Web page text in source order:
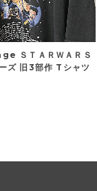
ＳＴＡＲＷＡＲＳ
ズ 旧3部作 Tシャツ